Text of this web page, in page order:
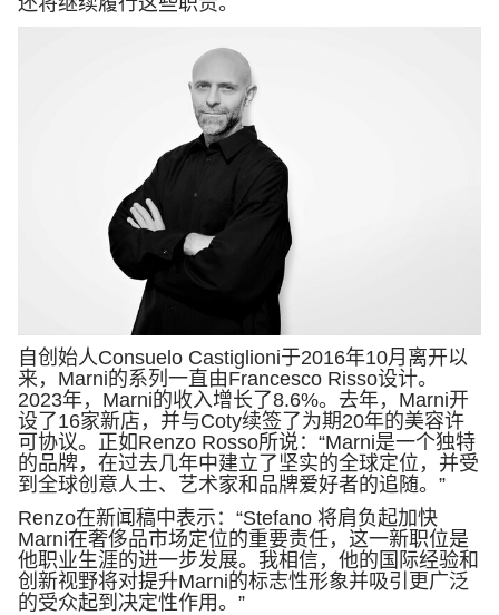
自创始人Consuelo Castiglioni于2016年10月离开以
来， Marni的系列一直由Francesco Risso设计。
2023年， Marni的收入增长了8.6%。去年， Marni开
设了16家新店，并与Coty续签了为期20年的美容许
可协议。正如Renzo Rosso所说：“Marni是一个独特
的品牌，在过去几年中建立了坚实的全球定位，并受
到全球创意人士、艺术家和品牌爱好者的追随。”
Renzo在新闻稿中表示：“Stefano 将肩负起加快
Marni在奢侈品市场定位的重要责任，这一新职位是
他职业生涯的进一步发展。我相信，他的国际经验和
创新视野将对提升Marni的标志性形象并吸引更广泛
的受众起到决定性作用。”